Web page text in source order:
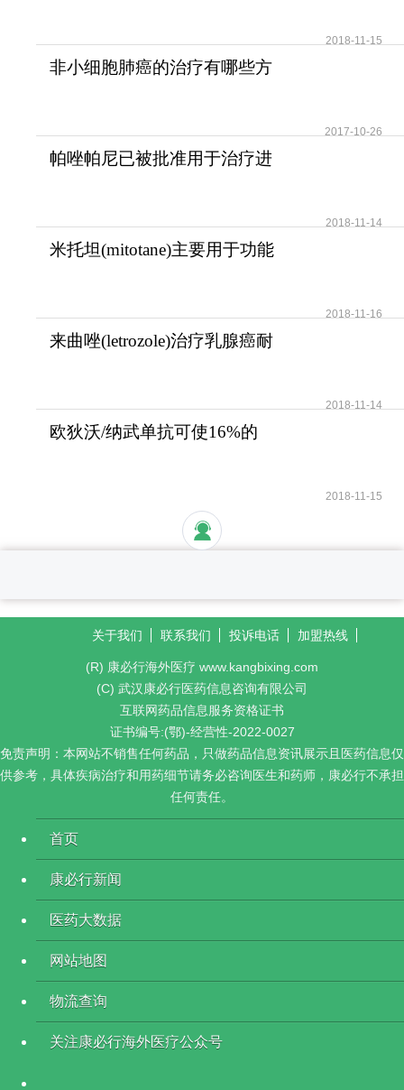
2018-11-15
非小细胞肺癌的治疗有哪些方
2017-10-26
帕唑帕尼已被批准用于治疗进
2018-11-14
米托坦(mitotane)主要用于功能
2018-11-16
来曲唑(letrozole)治疗乳腺癌耐
2018-11-14
欧狄沃/纳武单抗可使16%的
2018-11-15
关于我们 联系我们 投诉电话 加盟热线
(R) 康必行海外医疗 www.kangbixing.com
(C) 武汉康必行医药信息咨询有限公司
互联网药品信息服务资格证书
证书编号:(鄂)-经营性-2022-0027
免责声明：本网站不销售任何药品，只做药品信息资讯展示且医药信息仅
供参考，具体疾病治疗和用药细节请务必咨询医生和药师，康必行不承担
任何责任。
首页
康必行新闻
医药大数据
网站地图
物流查询
关注康必行海外医疗公众号